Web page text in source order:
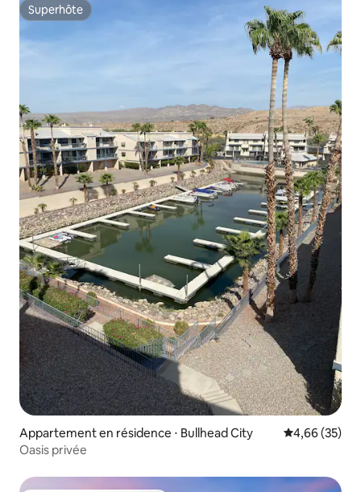
Superhôte
Superhôte
Appartement en résidence ⋅ Bullhead City Évaluation
4,66 (35)
Oasis privée